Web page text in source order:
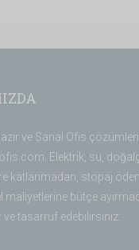
ve Sanal Ofis
Elektrik, su,
katlanmadan, stopaj
maliyetlerine bütçe
tasarruf edebilirsiniz.